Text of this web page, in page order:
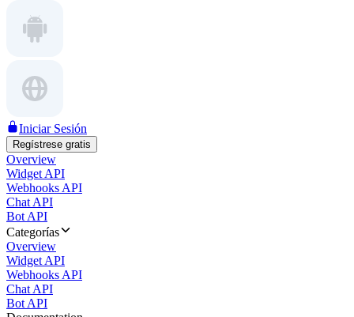
Iniciar Sesión
Regístrese gratis
Overview
Widget API
Webhooks API
Chat API
Bot API
Categorías
Overview
Widget API
Webhooks API
Chat API
Bot API